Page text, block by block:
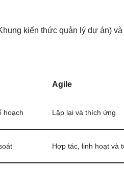
kiến thức quản lý dự án) và
Agile
hoạch Lặp lại và thích ứng
Hợp tác, linh hoạt và